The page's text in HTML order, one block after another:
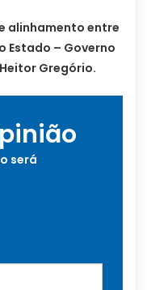
alinhamento entre
Estado – Governo
Gregório.
será